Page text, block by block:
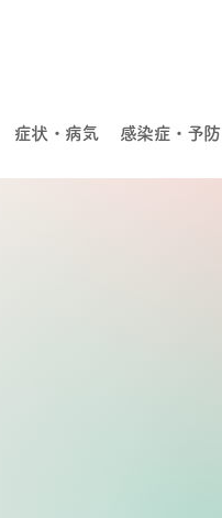
症状・病気 感染症・予防